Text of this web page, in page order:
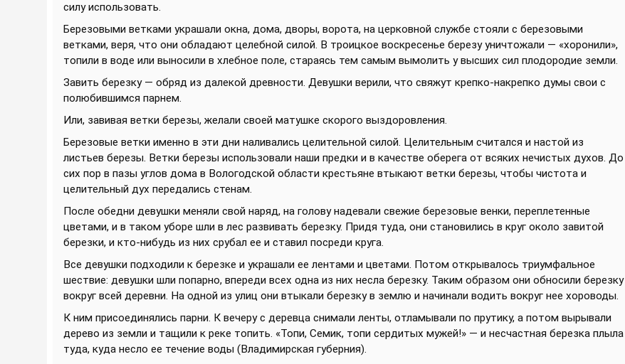
силу использовать.
Березовыми ветками украшали окна, дома, дворы, ворота, на церковной службе стояли с березовыми
ветками, веря, что они обладают целебной силой. В троицкое воскресенье березу уничтожали — «хоронили»,
топили в воде или выносили в хлебное поле, стараясь тем самым вымолить у высших сил плодородие земли.
Завить березку — обряд из далекой древности. Девушки верили, что свяжут крепко-накрепко думы свои с
полюбившимся парнем.
Или, завивая ветки березы, желали своей матушке скорого выздоровления.
Березовые ветки именно в эти дни наливались целительной силой. Целительным считался и настой из
листьев березы. Ветки березы использовали наши предки и в качестве оберега от всяких нечистых духов. До
сих пор в пазы углов дома в Вологодской области крестьяне втыкают ветки березы, чтобы чистота и
целительный дух передались стенам.
После обедни девушки меняли свой наряд, на голову надевали свежие березовые венки, переплетенные
цветами, и в таком уборе шли в лес развивать березку. Придя туда, они становились в круг около завитой
березки, и кто-нибудь из них срубал ее и ставил посреди круга.
Все девушки подходили к березке и украшали ее лентами и цветами. Потом открывалось триумфальное
шествие: девушки шли попарно, впереди всех одна из них несла березку. Таким образом они обносили березку
вокруг всей деревни. На одной из улиц они втыкали березку в землю и начинали водить вокруг нее хороводы.
К ним присоединялись парни. К вечеру с деревца снимали ленты, отламывали по прутику, а потом вырывали
дерево из земли и тащили к реке топить. «Топи, Семик, топи сердитых мужей!» — и несчастная березка плыла
туда, куда несло ее течение воды (Владимирская губерния).